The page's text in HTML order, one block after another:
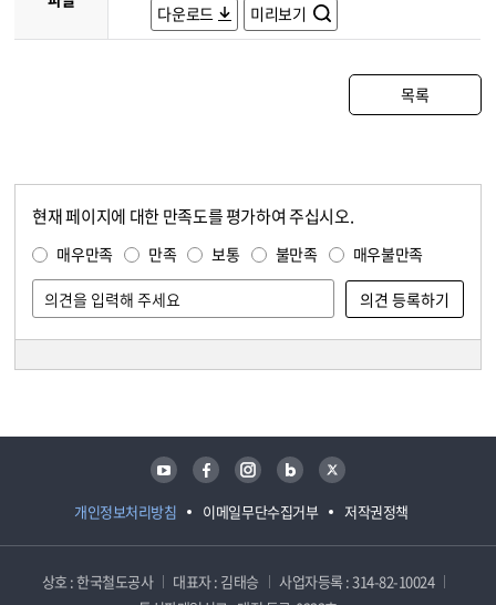
다운로드
미리보기
목록
현재 페이지에 대한 만족도를 평가하여 주십시오.
매우만족 만족 보통 불만족 매우불만족
개인정보처리방침 이메일무단수집거부 저작권정책
유튜브 페이스북 인스타그램 블로그 트위터
상호 : 한국철도공사 대표자 : 김태승
사업자등록 : 314-82-10024